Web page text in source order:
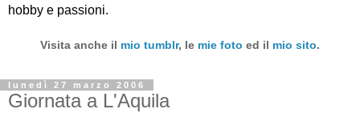
hobby e passioni.
Visita anche il mio tumblr, le mie foto ed il mio sito.
lunedì 27 marzo 2006
Giornata a L'Aquila